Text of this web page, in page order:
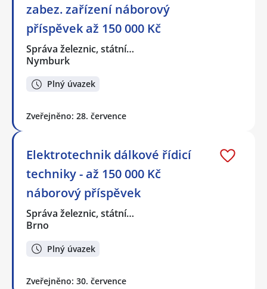
zabez. zařízení náborový
příspěvek až 150 000 Kč
Správa železnic, státní…
Nymburk
Plný úvazek
Zveřejněno: 28. července
Elektrotechnik dálkové řídicí
techniky - až 150 000 Kč
náborový příspěvek
Správa železnic, státní…
Brno
Plný úvazek
Zveřejněno: 30. července